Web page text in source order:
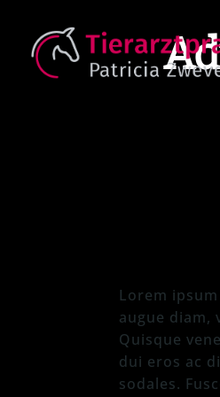
Lorem
augue
Quisque
dui eros ac
sodales.